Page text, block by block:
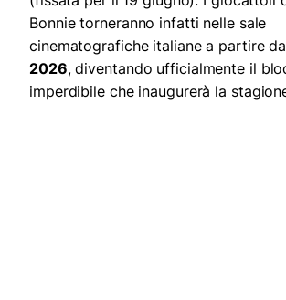
Bonnie torneranno infatti nelle sale
cinematografiche italiane a partire
2026, diventando ufficialmente il
imperdibile che inaugurerà la